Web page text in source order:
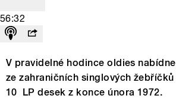
56:32
V pravidelné hodince oldies
ze zahraničních singlových žebříčků
10 LP desek z konce února 1972.